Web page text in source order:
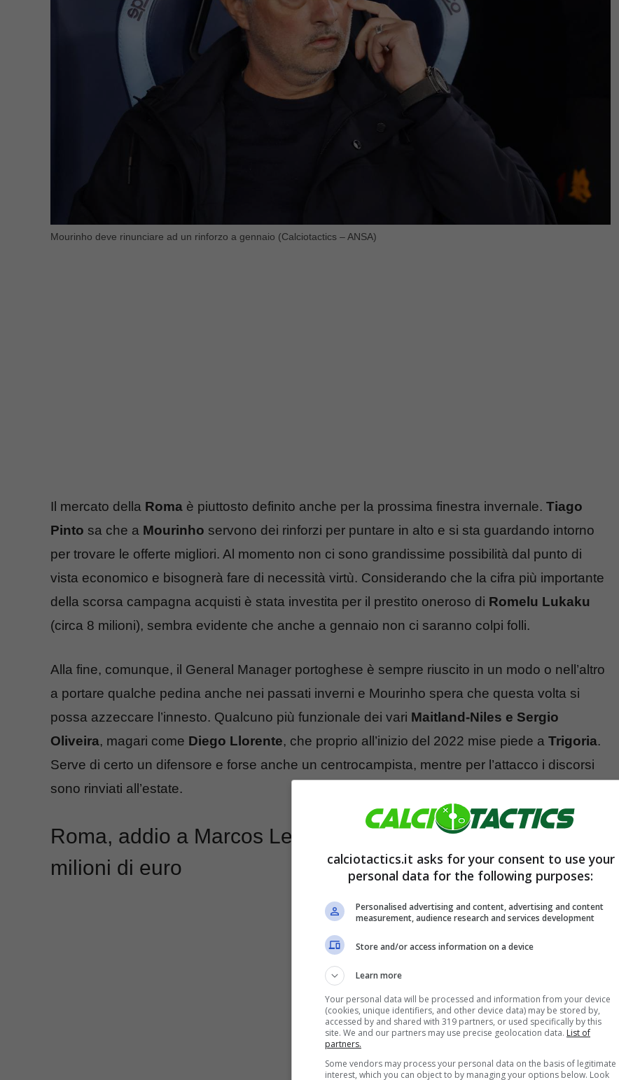
Mourinho deve rinunciare ad un rinforzo a gennaio (Calciotactics – ANSA)
Il mercato della Roma è piuttosto definito anche per la prossima finestra invernale. Tiago
Pinto sa che a Mourinho servono dei rinforzi per puntare in alto e si sta guardando intorno
per trovare le offerte migliori. Al momento non ci sono grandissime possibilità dal punto di
vista economico e bisognerà fare di necessità virtù. Considerando che la cifra più importante
della scorsa campagna acquisti è stata investita per il prestito oneroso di Romelu Lukaku
(circa 8 milioni), sembra evidente che anche a gennaio non ci saranno colpi folli.
Alla fine, comunque, il General Manager portoghese è sempre riuscito in un modo o nell’altro
a portare qualche pedina anche nei passati inverni e Mourinho spera che questa volta si
possa azzeccare l’innesto. Qualcuno più funzionale dei vari Maitland-Niles e Sergio
Oliveira, magari come Diego Llorente, che proprio all’inizio del 2022 mise piede a Trigoria.
Serve di certo un difensore e forse anche un centrocampista, mentre per l’attacco i discorsi
sono rinviati all’estate.
Roma, addio a Marcos Leonardo: vola al Newcastle per 18
milioni di euro
calciotactics.it asks for your consent to use your
personal data for the following purposes:
Personalised advertising and content, advertising and content
measurement, audience research and services development
Store and/or access information on a device
Learn more
Your personal data will be processed and information from your device
(cookies, unique identifiers, and other device data) may be stored by,
accessed by and shared with 319 partners, or used specifically by this
site. We and our partners may use precise geolocation data. List of
partners.
Some vendors may process your personal data on the basis of legitimate
interest, which you can object to by managing your options below. Look